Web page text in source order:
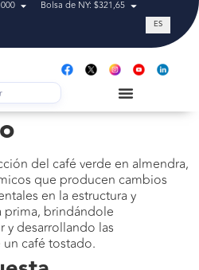
Bolsa de NY: $321,65 Tasa de
ES
del café verde en almendra,
que producen cambios
en la estructura y
brindándole
y desarrollando las
café tostado.